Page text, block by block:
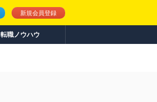
新規会員登録
転職ノウハウ